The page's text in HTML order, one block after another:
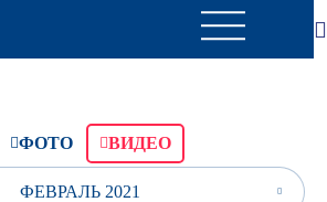
ФОТО ВИДЕО
ФЕВРАЛЬ 2021